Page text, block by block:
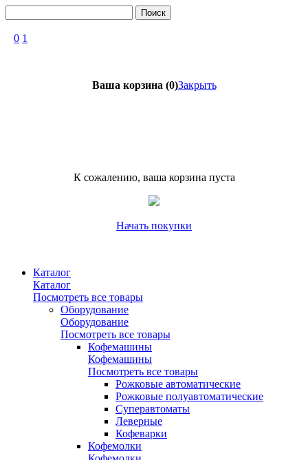
Поиск
0 1
Ваша корзина (0)Закрыть
К сожалению, ваша корзина пуста
Начать покупки
Каталог
Каталог
Посмотреть все товары
Оборудование
Оборудование
Посмотреть все товары
Кофемашины
Кофемашины
Посмотреть все товары
Рожковые автоматические
Рожковые полуавтоматические
Суперавтоматы
Леверные
Кофеварки
Кофемолки